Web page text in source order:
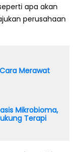
apa akan
perusahaan
Merawat
Mikrobioma,
Terapi